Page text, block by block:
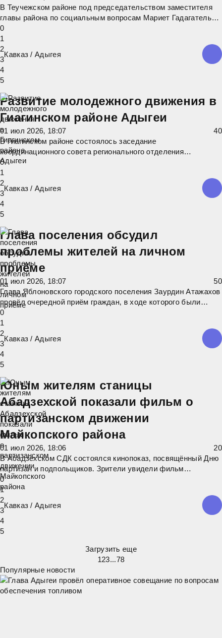
В Теучежском районе под председательством заместителя
главы района по социальным вопросам Мариет Гадагатель
состоялось заседание Координационного совета по
взаимодействию с отделением "Движения первых". В рамках
совета было обсуждено планирование деятельности
регионального отделения.
0
1
2
3
4
5
Кавказ /Адыгея
Развитие молодежного движения в
Гиагинском районе Адыгеи
01 июл 2026, 18:07 40
В Гиагинском районе состоялось заседание
координационного совета регионального отделения
Общероссийского общественно‑государственного движения
детей и молодёжи «Движение первых». На повестке дня
стояли ключевые вопросы развития движения на местном
уровне: - анализ текущей деятельности и
0
1
2
3
4
5
Кавказ /Адыгея
Глава поселения обсудил
проблемы жителей на личном
приёме
01 июл 2026, 18:07 50
Глава Яблоновского городского поселения Заурдин Атажахов
провёл очередной приём граждан, в ходе которого были
рассмотрены обращения жителей по актуальным вопросам.
Одной из ключевых тем стало состояние крыши
многоквартирного дома по улице Гагарина. Жители выразили
обеспокоенность, и глава
0
1
2
3
4
5
Кавказ /Адыгея
Юным жителям станицы
Абадзехской показали фильм о
партизанском движении
Майкопского района
01 июл 2026, 18:06 20
В Абадзехском СДК состоялся кинопоказ, посвящённый Дню
партизан и подпольщиков. Зрители увидели фильм
«Партизанское движение Майкопского района», который
рассказал о героической борьбе народных мстителей в годы
Великой Отечественной войны. На территории Адыгеи
действовало девять отрядов,
0
1
2
3
4
5
Кавказ /Адыгея
Загрузить еще
123...78
Популярные новости